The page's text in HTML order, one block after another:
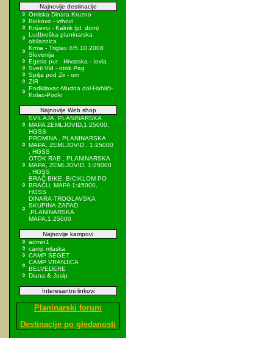
Najnovije destinacije
Omiska Dinara Kruzno
Biokovo - vrhovi
Križevci - Kalnik (pl. dom)
Ludbreška planinarska
obilaznica
Krma - Triglav 4/5.10.2008
Slovenija
Egeria put - Hrvatska - Iovia
Sveti Vid - otok Pag
Spilja pod Zir - om
ZIR
Podkilavac-Mudna dol-Hahlići-
Kolac-Podki
Najnovije Web shop
SVILAJA, PLANINARSKA
MAPA ZEMLJOVID,1:25000,
HGSS
PROMINA , PLANINARSKA
MAPA, ZEMLJOVID , 1:25000
, HGSS
OTOK RAB , PLANINARSKA
MAPA, ZEMLJOVID, 1:25000
, HGSS
BRAČ BIKE, BICIKLOM PO
BRAČU, MAPA 1:45000,
HGSS
DINARA-TROGLAVSKA
SKUPINA-ZAPAD
,PLANINARSKA
MAPA,1:25000
Najnovije kampovi
admin1
camp mlaska
CAMP SEGET
CAMP VRANJICA
BELVEDERE
Diana & Josip
Interesantni linkovi
Planinarski forum
Destinacije po gledanosti